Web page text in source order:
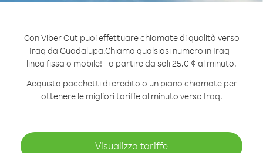
Con Viber Out puoi effettuare chiamate di qualità verso
Iraq da Guadalupa.Chiama qualsiasi numero in Iraq -
linea fissa o mobile! - a partire da soli 25.0 ¢ al minuto.
Acquista pacchetti di credito o un piano chiamate per
ottenere le migliori tariffe al minuto verso Iraq.
Visualizza tariffe